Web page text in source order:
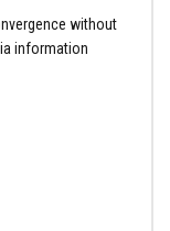
without
information